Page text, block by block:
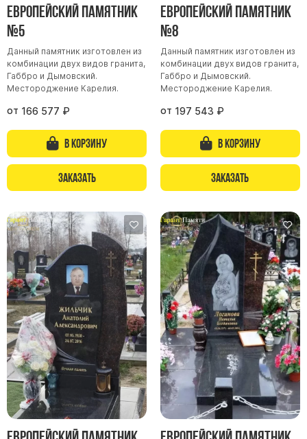
Памятники классические
Памятники книга
Памятники красивые
Памятники Православные
Памятники прямоугольные
Памятники с воздушным креcтом
Памятники с колоннами
Памятники современные
Памятники стандартные
Памятники черные
Памятники со свечей
Памятники в виде дерева
Памятники с лебедями
Памятники в форме волны
Хачкары
Памятники ростовые
Памятники в форме скалы
Памятник Родителям
Флагштоки
Мемориальные доски
Европейский памятник
№5
Данный памятник изготовлен из
комбинации двух видов гранита,
Габбро и Дымовский.
Местороджение Карелия.
от 166 577 ₽
В корзину
Заказать
Европейский памятник
№8
Данный памятник изготовлен из
комбинации двух видов гранита,
Габбро и Дымовский.
Местороджение Карелия.
от 197 543 ₽
В корзину
Заказать